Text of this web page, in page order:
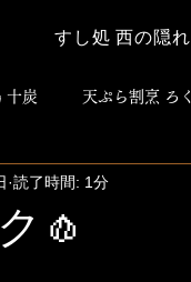
すし処 西の隠れ
十炭 天ぷら割烹 ろく
ワイズ商店
🧄
読了時間: 1分